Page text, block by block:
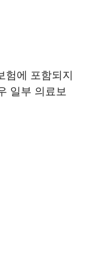
험에 포함되지
일부 의료보